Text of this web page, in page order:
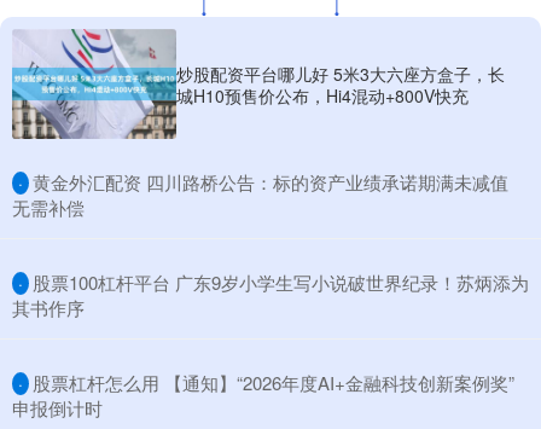
炒股配资平台哪儿好 5米3大六座方盒子，长
城H10预售价公布，Hi4混动+800V快充
· ​黄金外汇配资 四川路桥公告：标的资产业绩承诺期满未减值
无需补偿
· ​股票100杠杆平台 广东9岁小学生写小说破世界纪录！苏炳添为
其书作序
· ​股票杠杆怎么用 【通知】“2026年度AI+金融科技创新案例奖”
申报倒计时